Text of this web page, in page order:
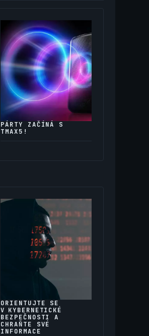
PÁRTY ZAČÍNÁ S
TMAX5!
ORIENTUJTE SE
V KYBERNETICKÉ
BEZPEČNOSTI A
CHRAŇTE SVÉ
INFORMACE